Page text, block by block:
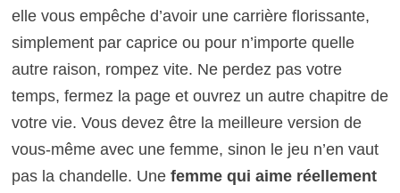
elle vous empêche d’avoir une carrière florissante,
simplement par caprice ou pour n’importe quelle
autre raison, rompez vite. Ne perdez pas votre
temps, fermez la page et ouvrez un autre chapitre de
votre vie. Vous devez être la meilleure version de
vous-même avec une femme, sinon le jeu n’en vaut
pas la chandelle. Une femme qui aime réellement